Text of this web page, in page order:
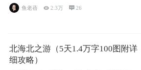
鱼老蓓 2.3万 26
北海北之游（5天1.4万字100图附详
细攻略）